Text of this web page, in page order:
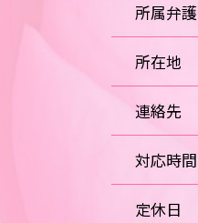
所属弁
所在地
連絡先
対応時間
定休日